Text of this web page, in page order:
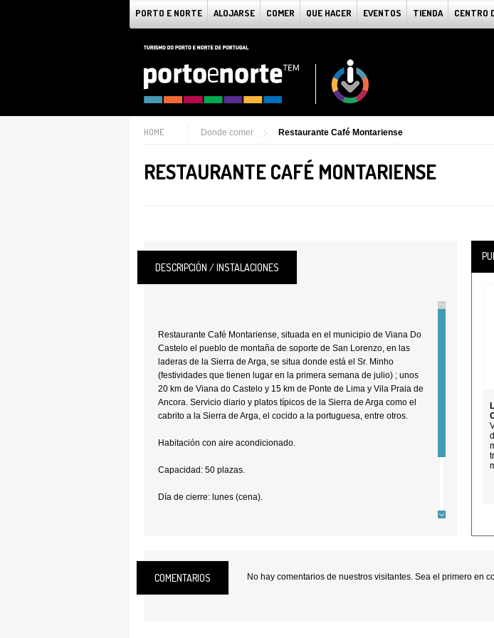
PORTO E NORTE ALOJARSE COMER QUE HACER EVENTOS TIENDA CENTRO
HOME Donde comer Restaurante Café Montariense
RESTAURANTE CAFÉ MONTARIENSE
DESCRIPCIÓN / INSTALACIONES
Restaurante Café Montariense, situada en el municipio de Viana Do
Castelo el pueblo de montaña de soporte de San Lorenzo, en las
laderas de la Sierra de Arga, se situa donde está el Sr. Minho
(festividades que tienen lugar en la primera semana de julio) ; unos
20 km de Viana do Castelo y 15 km de Ponte de Lima y Vila Praia de
Ancora. Servicio diario y platos típicos de la Sierra de Arga como el
cabrito a la Sierra de Arga, el cocido a la portuguesa, entre otros.
Habitación con aire acondicionado.
Capacidad: 50 plazas.
Día de cierre: lunes (cena).
Teléfono: 258731608
COMENTARIOS No hay comentarios de nuestros visitantes. Sea el primero en